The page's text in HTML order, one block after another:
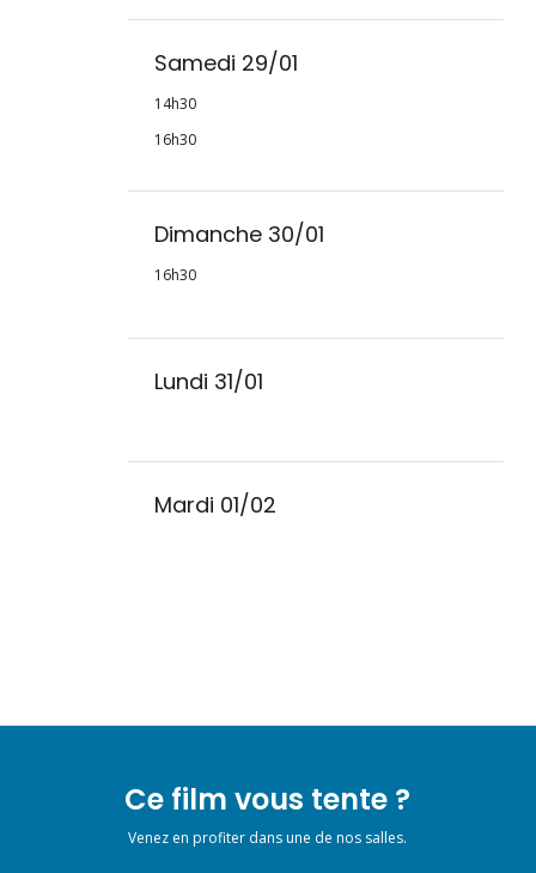
Samedi 29/01
14h30
16h30
Dimanche 30/01
16h30
Lundi 31/01
Mardi 01/02
Ce film vous tente ?
Venez en profiter dans une de nos salles.